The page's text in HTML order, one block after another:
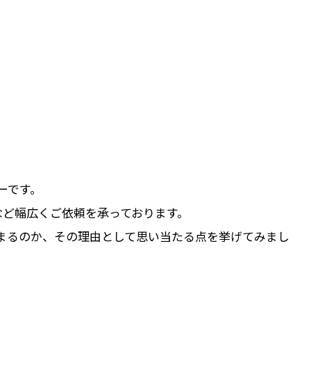
す。
広くご依頼を承っております。
のか、その理由として思い当たる点を挙げてみまし